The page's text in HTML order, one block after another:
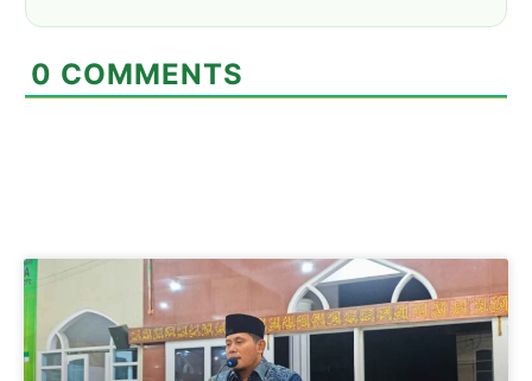
0 COMMENTS